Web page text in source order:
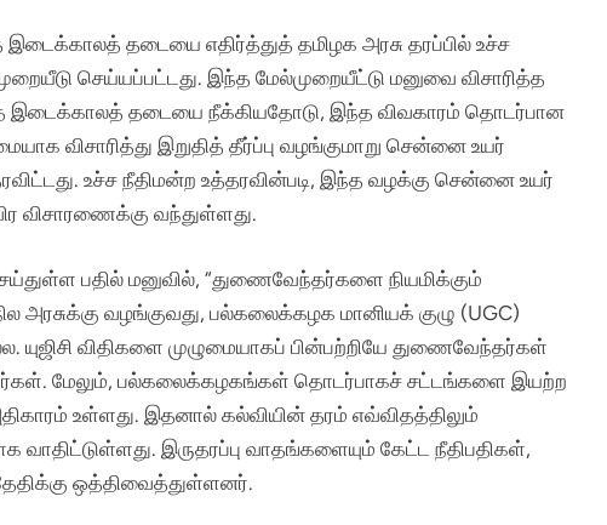
தடையை எதிர்த்துத் தமிழக அரசு தரப்பில் உச்ச
செய்யப்பட்டது. இந்த மேல்முறையீட்டு மனுவை விசாரித்த
இடைக்காலத் தடையை நீக்கியதோடு, இந்த விவகாரம் தொடர்பான
விசாரித்து இறுதித் தீர்ப்பு வழங்குமாறு சென்னை உயர்
உச்ச நீதிமன்ற உத்தரவின்படி, இந்த வழக்கு சென்னை உயர்
விசாரணைக்கு வந்துள்ளது.
பதில் மனுவில், “துணைவேந்தர்களை நியமிக்கும்
அரசுக்கு வழங்குவது, பல்கலைக்கழக மானியக் குழு (UGC)
யுஜிசி விதிகளை முழுமையாகப் பின்பற்றியே துணைவேந்தர்கள்
மேலும், பல்கலைக்கழகங்கள் தொடர்பாகச் சட்டங்களை இயற்ற
உள்ளது. இதனால் கல்வியின் தரம் எவ்விதத்திலும்
வாதிட்டுள்ளது. இருதரப்பு வாதங்களையும் கேட்ட நீதிபதிகள்,
ஒத்திவைத்துள்ளனர்.